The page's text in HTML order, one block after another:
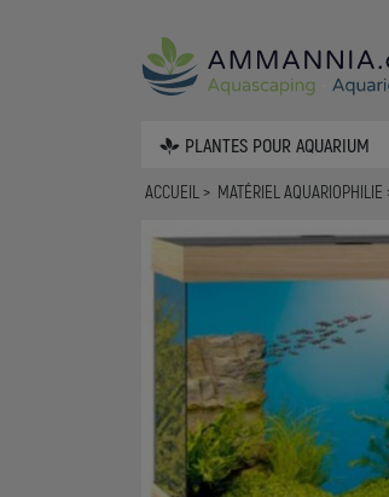
PLANTES POUR AQUARIUM
ACCUEIL MATÉRIEL AQUARIOPHILIE